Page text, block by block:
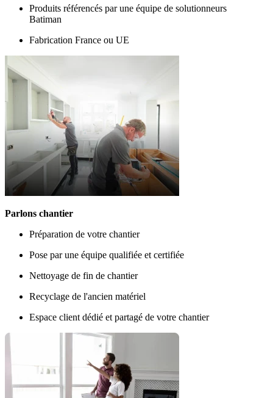
Produits référencés par une équipe de solutionneurs
Batiman
Fabrication France ou UE
Parlons chantier
Préparation de votre chantier
Pose par une équipe qualifiée et certifiée
Nettoyage de fin de chantier
Recyclage de l'ancien matériel
Espace client dédié et partagé de votre chantier